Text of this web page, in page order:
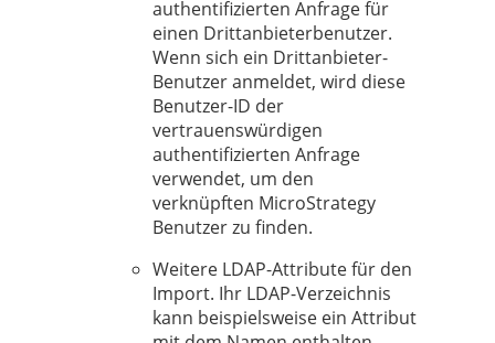
authentifizierten Anfrage für
einen Drittanbieterbenutzer.
Wenn sich ein Drittanbieter-
Benutzer anmeldet, wird diese
Benutzer-ID der
vertrauenswürdigen
authentifizierten Anfrage
verwendet, um den
verknüpften MicroStrategy
Benutzer zu finden.
Weitere LDAP-Attribute für den
Import. Ihr LDAP-Verzeichnis
kann beispielsweise ein Attribut